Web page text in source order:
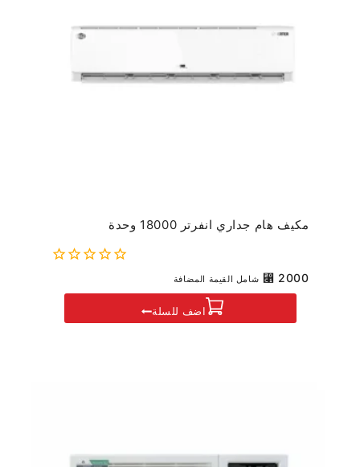
مكيف هام جداري انفرتر 18000 وحدة
⃁ 2000 شامل القيمة المضافة
اضف للسلة